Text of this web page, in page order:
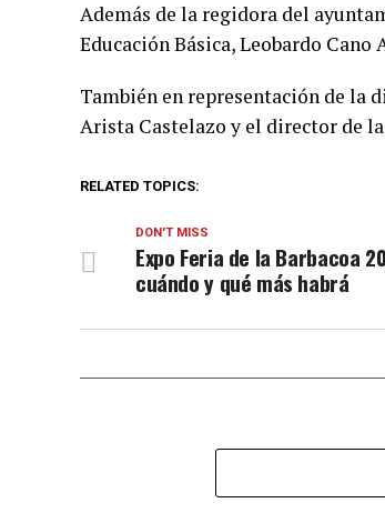
Además de la regidora del
Educación Básica, Leobardo Cano
También en representación de la
Arista Castelazo y el director de
RELATED TOPICS:
DON'T MISS
Expo Feria de la Barbacoa
cuándo y qué más habrá